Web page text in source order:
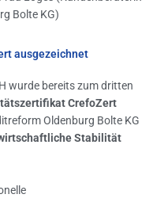
Bolte KG)
ausgezeichnet
wurde bereits zum dritten
CrefoZert
Oldenburg Bolte KG
Stabilität